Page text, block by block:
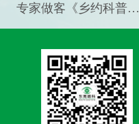
专家做客《乡约科普》栏目，预防孩子近视竟然这么“简单”